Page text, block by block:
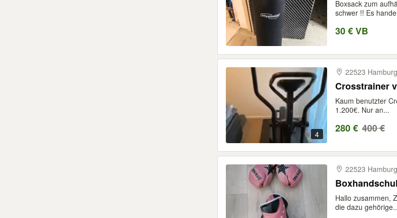
Boxsack zum
schwer !! Es
30 € VB
4
22523
Crosstrainer
Kaum benutzter
1.200€. Nur an...
280 € 400 €
22523
Hallo zusammen,
die dazu